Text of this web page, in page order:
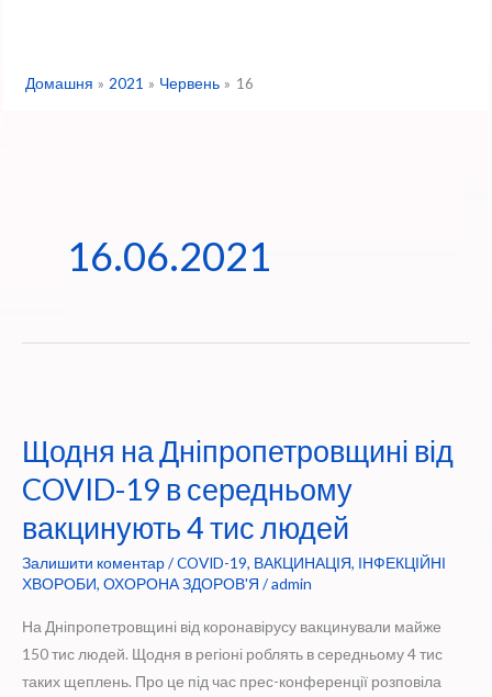
Домашня 2021 Червень 16
16.06.2021
Щодня на Дніпропетровщині від
COVID-19 в середньому
вакцинують 4 тис людей
Залишити коментар/COVID-19, ВАКЦИНАЦІЯ, ІНФЕКЦІЙНІ
ХВОРОБИ, ОХОРОНА ЗДОРОВ'Я /admin
На Дніпропетровщині від коронавірусу вакцинували майже
150 тис людей. Щодня в регіоні роблять в середньому 4 тис
таких щеплень. Про це під час прес-конференції розповіла